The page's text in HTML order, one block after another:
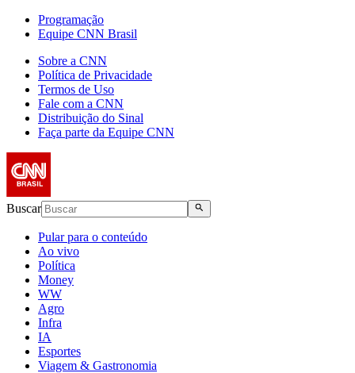
Programação
Equipe CNN Brasil
Sobre a CNN
Política de Privacidade
Termos de Uso
Fale com a CNN
Distribuição do Sinal
Faça parte da Equipe CNN
Buscar
Pular para o conteúdo
Ao vivo
Política
Money
WW
Agro
Infra
IA
Esportes
Viagem & Gastronomia